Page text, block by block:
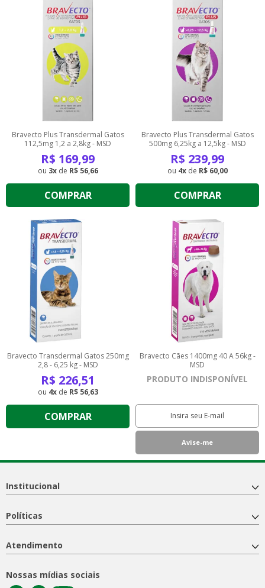
Bravecto Plus Transdermal Gatos
112,5mg 1,2 a 2,8kg - MSD
R$ 169,99
3 de R$ 56,66
COMPRAR
Bravecto Plus Transdermal Gatos
500mg 6,25kg a 12,5kg - MSD
R$ 239,99
4 de R$ 60,00
COMPRAR
Bravecto Transdermal Gatos 250mg
2,8 - 6,25 kg - MSD
R$ 226,51
4 de R$ 56,63
COMPRAR
Bravecto Cães 1400mg 40 A 56kg -
MSD
PRODUTO INDISPONÍVEL
Institucional
Políticas
Atendimento
Nossas mídias sociais